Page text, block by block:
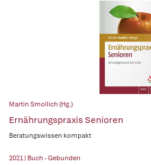
Martin Smollich (Hg.)
Ernährungspraxis Senioren
Beratungswissen kompakt
2021 | Buch - Gebunden